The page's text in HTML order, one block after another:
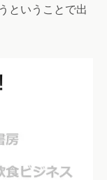
ということで出